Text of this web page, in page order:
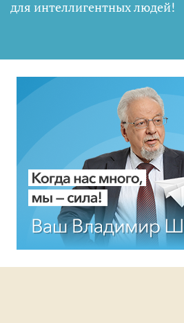
для интеллигентных людей!